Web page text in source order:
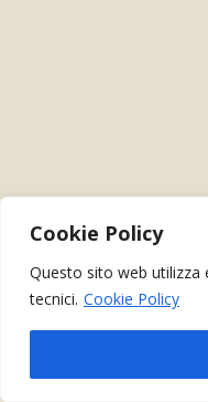
Cookie Policy
Questo sito web utilizza
tecnici. Cookie Policy